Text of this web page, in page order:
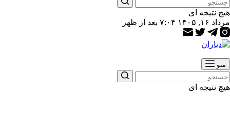
هیچ نتیجه ای
مرداد ۱۶, ۱۴۰۵ ۷:۰۴ بعد از ظهر
منو
هیچ نتیجه ای